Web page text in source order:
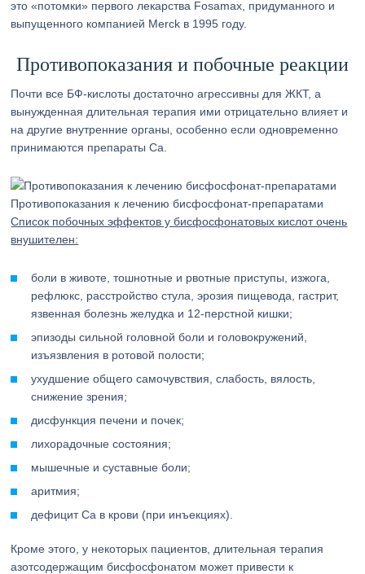
это «потомки» первого лекарства Fosamax, придуманного и
выпущенного компанией Merck в 1995 году.
Противопоказания и побочные реакции
Почти все БФ-кислоты достаточно агрессивны для ЖКТ, а
вынужденная длительная терапия ими отрицательно влияет и
на другие внутренние органы, особенно если одновременно
принимаются препараты Ca.
Противопоказания к лечению бисфосфонат-препаратами
Список побочных эффектов у бисфосфонатовых кислот очень
внушителен:
боли в животе, тошнотные и рвотные приступы, изжога,
рефлюкс, расстройство стула, эрозия пищевода, гастрит,
язвенная болезнь желудка и 12-перстной кишки;
эпизоды сильной головной боли и головокружений,
изъязвления в ротовой полости;
ухудшение общего самочувствия, слабость, вялость,
снижение зрения;
дисфункция печени и почек;
лихорадочные состояния;
мышечные и суставные боли;
аритмия;
дефицит Ca в крови (при инъекциях).
Кроме этого, у некоторых пациентов, длительная терапия
азотсодержащим бисфосфонатом может привести к